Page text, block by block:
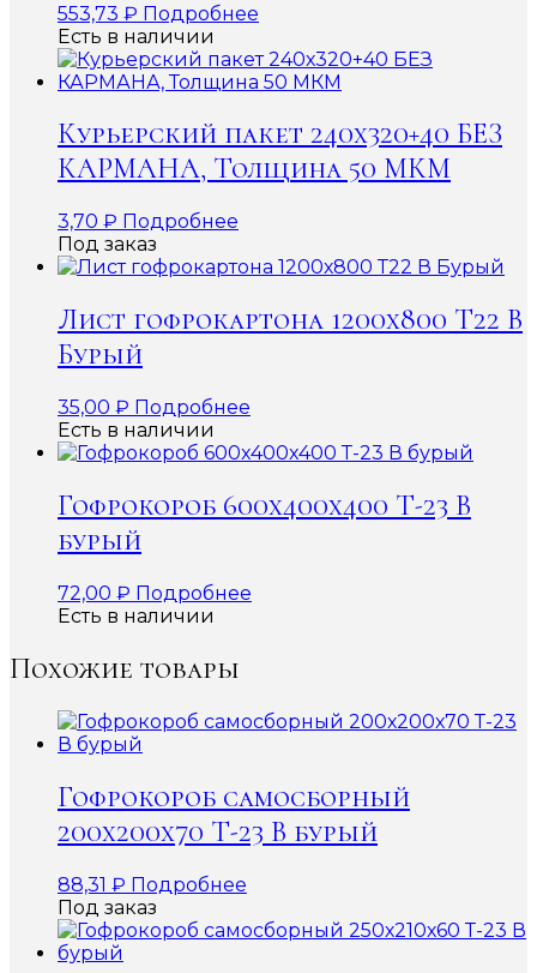
553,73 ₽ Подробнее
Есть в наличии
Курьерский пакет 240х320+40 БЕЗ
КАРМАНА, Толщина 50 МКМ
3,70 ₽ Подробнее
Под заказ
Лист гофрокартона 1200х800 Т22 В
Бурый
35,00 ₽ Подробнее
Есть в наличии
Гофрокороб 600x400x400 Т-23 В
бурый
72,00 ₽ Подробнее
Есть в наличии
Похожие товары
Гофрокороб самосборный
200х200х70 Т-23 В бурый
88,31 ₽ Подробнее
Под заказ